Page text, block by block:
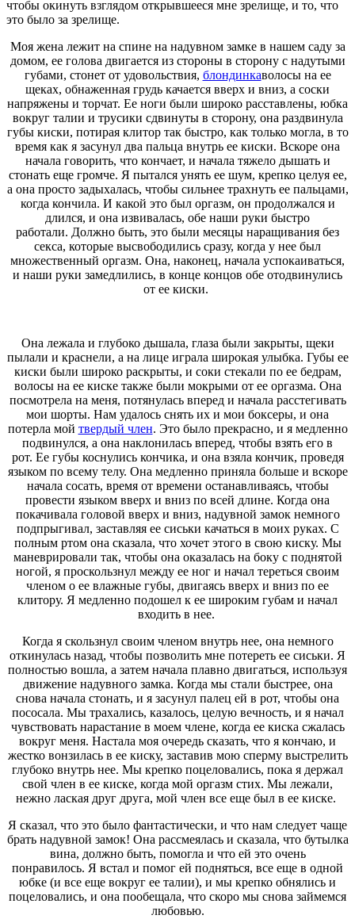
чтобы окинуть взглядом открывшееся мне зрелище, и то, что
это было за зрелище.
Моя жена лежит на спине на надувном замке в нашем саду за
домом, ее голова двигается из стороны в сторону с надутыми
губами, стонет от удовольствия, блондинкаволосы на ее
щеках, обнаженная грудь качается вверх и вниз, а соски
напряжены и торчат. Ее ноги были широко расставлены, юбка
вокруг талии и трусики сдвинуты в сторону, она раздвинула
губы киски, потирая клитор так быстро, как только могла, в то
время как я засунул два пальца внутрь ее киски. Вскоре она
начала говорить, что кончает, и начала тяжело дышать и
стонать еще громче. Я пытался унять ее шум, крепко целуя ее,
а она просто задыхалась, чтобы сильнее трахнуть ее пальцами,
когда кончила. И какой это был оргазм, он продолжался и
длился, и она извивалась, обе наши руки быстро
работали. Должно быть, это были месяцы наращивания без
секса, которые высвободились сразу, когда у нее был
множественный оргазм. Она, наконец, начала успокаиваться,
и наши руки замедлились, в конце концов обе отодвинулись
от ее киски.
Она лежала и глубоко дышала, глаза были закрыты, щеки
пылали и краснели, а на лице играла широкая улыбка. Губы ее
киски были широко раскрыты, и соки стекали по ее бедрам,
волосы на ее киске также были мокрыми от ее оргазма. Она
посмотрела на меня, потянулась вперед и начала расстегивать
мои шорты. Нам удалось снять их и мои боксеры, и она
потерла мой твердый член. Это было прекрасно, и я медленно
подвинулся, а она наклонилась вперед, чтобы взять его в
рот. Ее губы коснулись кончика, и она взяла кончик, проведя
языком по всему телу. Она медленно приняла больше и вскоре
начала сосать, время от времени останавливаясь, чтобы
провести языком вверх и вниз по всей длине. Когда она
покачивала головой вверх и вниз, надувной замок немного
подпрыгивал, заставляя ее сиськи качаться в моих руках. С
полным ртом она сказала, что хочет этого в свою киску. Мы
маневрировали так, чтобы она оказалась на боку с поднятой
ногой, я проскользнул между ее ног и начал тереться своим
членом о ее влажные губы, двигаясь вверх и вниз по ее
клитору. Я медленно подошел к ее широким губам и начал
входить в нее.
Когда я скользнул своим членом внутрь нее, она немного
откинулась назад, чтобы позволить мне потереть ее сиськи. Я
полностью вошла, а затем начала плавно двигаться, используя
движение надувного замка. Когда мы стали быстрее, она
снова начала стонать, и я засунул палец ей в рот, чтобы она
пососала. Мы трахались, казалось, целую вечность, и я начал
чувствовать нарастание в моем члене, когда ее киска сжалась
вокруг меня. Настала моя очередь сказать, что я кончаю, и
жестко вонзилась в ее киску, заставив мою сперму выстрелить
глубоко внутрь нее. Мы крепко поцеловались, пока я держал
свой член в ее киске, когда мой оргазм стих. Мы лежали,
нежно лаская друг друга, мой член все еще был в ее киске.
Я сказал, что это было фантастически, и что нам следует чаще
брать надувной замок! Она рассмеялась и сказала, что бутылка
вина, должно быть, помогла и что ей это очень
понравилось. Я встал и помог ей подняться, все еще в одной
юбке (и все еще вокруг ее талии), и мы крепко обнялись и
поцеловались, и она пообещала, что скоро мы снова займемся
любовью.